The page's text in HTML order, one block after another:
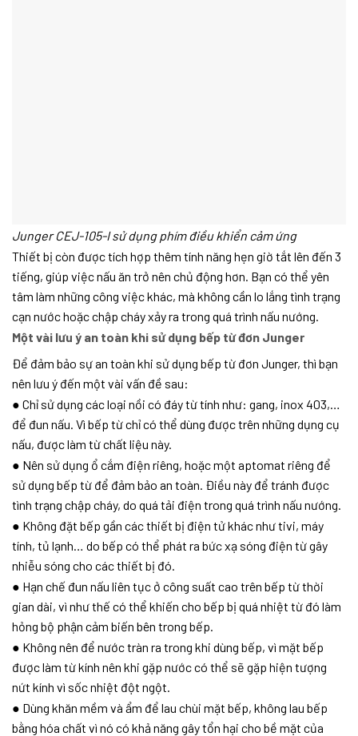
Junger CEJ-105-I sử dụng phím điều khiển cảm ứng
Thiết bị còn được tích hợp thêm tính năng hẹn giờ tắt lên đến 3
tiếng, giúp việc nấu ăn trở nên chủ động hơn. Bạn có thể yên
tâm làm những công việc khác, mà không cần lo lắng tình trạng
cạn nước hoặc chập cháy xảy ra trong quá trình nấu nướng.
Một vài lưu ý an toàn khi sử dụng bếp từ đơn Junger
Để đảm bảo sự an toàn khi sử dụng bếp từ đơn Junger, thì bạn
nên lưu ý đến một vài vấn đề sau:
● Chỉ sử dụng các loại nồi có đáy từ tính như: gang, inox 403,…
để đun nấu. Vì bếp từ chỉ có thể dùng được trên những dụng cụ
nấu, được làm từ chất liệu này.
● Nên sử dụng ổ cắm điện riêng, hoặc một aptomat riêng để
sử dụng bếp từ để đảm bảo an toàn. Điều này để tránh được
tình trạng chập cháy, do quá tải điện trong quá trình nấu nướng.
● Không đặt bếp gần các thiết bị điện tử khác như tivi, máy
tính, tủ lạnh… do bếp có thể phát ra bức xạ sóng điện từ gây
nhiễu sóng cho các thiết bị đó.
● Hạn chế đun nấu liên tục ở công suất cao trên bếp từ thời
gian dài, vì như thế có thể khiến cho bếp bị quá nhiệt từ đó làm
hỏng bộ phận cảm biến bên trong bếp.
● Không nên để nước tràn ra trong khi dùng bếp, vì mặt bếp
được làm từ kính nên khi gặp nước có thể sẽ gặp hiện tượng
nứt kính vì sốc nhiệt đột ngột.
● Dùng khăn mềm và ẩm để lau chùi mặt bếp, không lau bếp
bằng hóa chất vì nó có khả năng gây tổn hại cho bề mặt của